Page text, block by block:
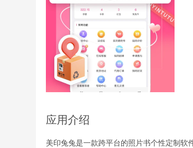
应用介绍
美印兔兔是一款跨平台的照片书个性定制软